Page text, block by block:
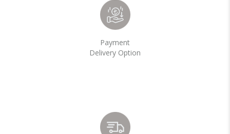
Payment
Delivery Option